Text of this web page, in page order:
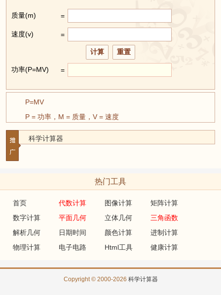
质量(m) =
速度(v) =
功率(P=MV) =
P=MV
P = 功率，M = 质量，V = 速度
科学计算器
热门工具
首页 代数计算 图像计算
矩阵计算
数字计算
平面几何 立体几何
三角函数
解析几何
日期时间 颜色计算
进制计算
物理计算
电子电路 Html工具 健康计算
Copyright © 2000-2026 科学计算器